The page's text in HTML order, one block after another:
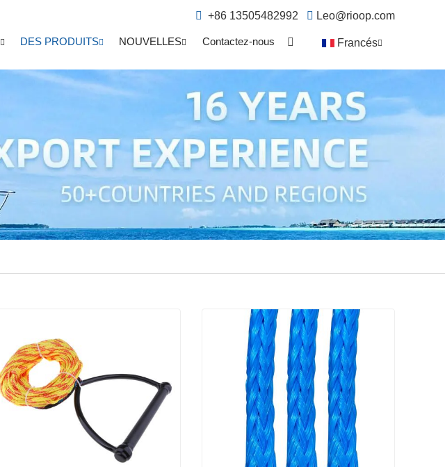
+86 13505482992 Leo@rioop.com
DES PRODUITS NOUVELLES Contactez-nous Francés